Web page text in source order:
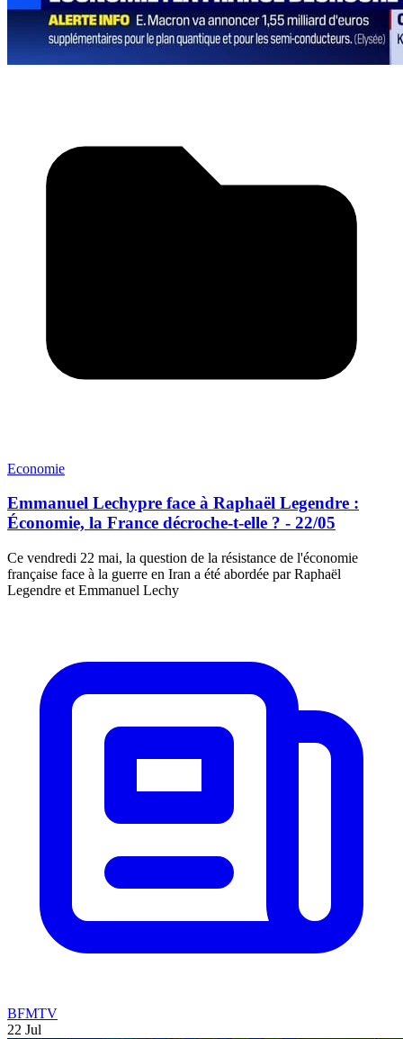
Economie
Emmanuel Lechypre face à Raphaël Legendre :
Économie, la France décroche-t-elle ? - 22/05
Ce vendredi 22 mai, la question de la résistance de l'économie
française face à la guerre en Iran a été abordée par Raphaël
Legendre et Emmanuel Lechy
BFMTV
22 Jul